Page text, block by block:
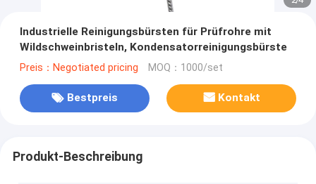
Industrielle Reinigungsbürsten für Prüfrohre mit
Wildschweinbristeln, Kondensatorreinigungsbürste
Preis：Negotiated pricing MOQ：1000/set
Bestpreis Kontakt
Produkt-Beschreibung